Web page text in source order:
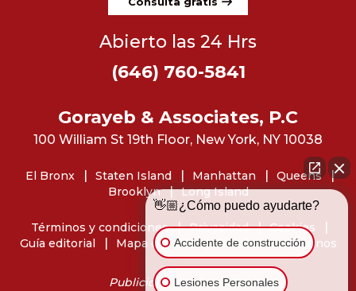
Abierto las 24 Hrs
(646) 760-5841
Gorayeb & Associates, P.C
100 William St 19th Floor, New York, NY 10038
Publicidad de abogados
El Bronx Staten Island Manhattan
Queens
Brooklyn
Long Island
Términos y condiciones Privacidad
Cookies
Guía editorial
Mapa del sitio Dónde encontrarnos
👋🏼¿Cómo puedo ayudarte?
Accidente de construcción
Lesiones Personales